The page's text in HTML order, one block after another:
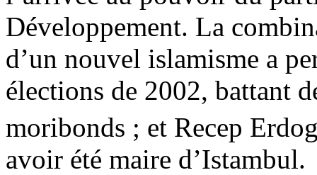
Développement. La
d’un nouvel islamisme a
élections de 2002, battant
moribonds ; et Recep
avoir été maire d’Istambul.